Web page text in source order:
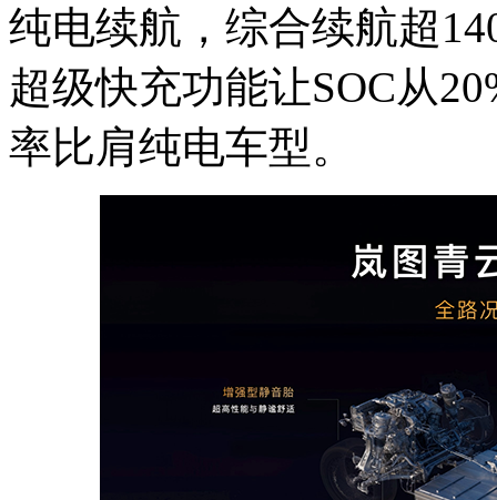
纯电续航，综合续航超
超级快充功能让SOC从
率比肩纯电车型。